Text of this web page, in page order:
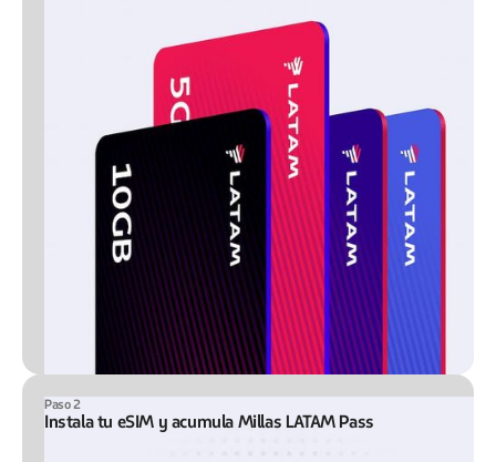
Paso 2
Instala tu eSIM y acumula Millas LATAM Pass